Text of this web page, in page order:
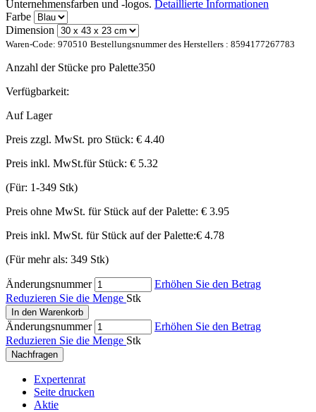
Unternehmensfarben und -logos. Detaillierte Informationen
Farbe
Dimension
Waren-Code: 970510 Bestellungsnummer des Herstellers : 8594177267783
Anzahl der Stücke pro Palette350
Verfügbarkeit:
Auf Lager
Preis zzgl. MwSt. pro Stück: € 4.40
Preis inkl. MwSt.für Stück: € 5.32
(Für: 1-349 Stk)
Preis ohne MwSt. für Stück auf der Palette: € 3.95
Preis inkl. MwSt. für Stück auf der Palette:€ 4.78
(Für mehr als: 349 Stk)
Änderungsnummer
Erhöhen Sie den Betrag
Reduzieren Sie die Menge Stk
In den Warenkorb
Änderungsnummer
Erhöhen Sie den Betrag
Reduzieren Sie die Menge Stk
Nachfragen
Expertenrat
Seite drucken
Aktie